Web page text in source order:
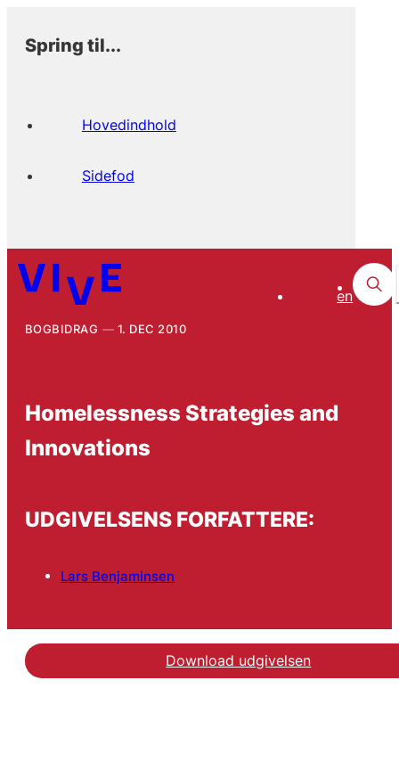
Spring til...
Hovedindhold
Sidefod
en
BOGBIDRAG 1. DEC 2010
Homelessness Strategies and
Innovations
UDGIVELSENS FORFATTERE:
Lars Benjaminsen
Download udgivelsen